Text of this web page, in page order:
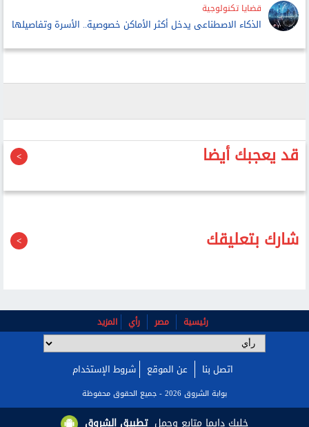
خليك دايما متابع وحمل تطبيق الشروق
قضايا تكنولوجية
الذكاء الاصطناعى يدخل أكثر الأماكن خصوصية.. الأسرة وتفاصيلها
قد يعجبك أيضا
شارك بتعليقك
رئيسية مصر رأي المزيد
اتصل بنا عن الموقع شروط الإستخدام
بوابة الشروق 2026 - جميع الحقوق محفوظة